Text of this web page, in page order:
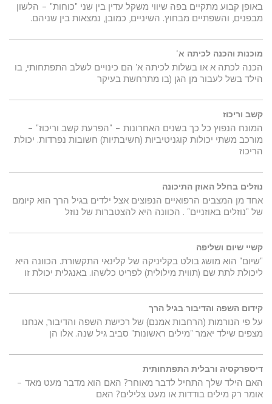
באופן קבוע מתקיים בפה שיווי משקל עדין בין שני "כוחות" – הלשון
מבפנים, והשפתיים מבחוץ. השיניים, כמובן, נמצאות בין שניהם.
מוכנות והכנה לכיתה א'
הכנה לכתה א או בשלות לכיתה א' הם כינויים לשלב התפתחותי, בו
הילד בשל לעבור מן הגן (בו מתרחשת בעיקר
קשב וריכוז
המונח הנפוץ כל כך בשנים האחרונות – "הפרעת קשב וריכוז" –
מורכב משתי יכולות קוגניטיביות (חשיבתיות) חשובות נפרדות. יכולת
הריכוז
נוזלים בחלל האוזן התיכונה
אחד מן המצבים הרפואיים הנפוצים אצל ילדים בגיל הרך הוא קיומם
של "נוזלים באוזניים" . הכוונה היא להצטברות של נוזל
קשיי שיום ושליפה
"שיום" הוא מושג בולט בקליניקה של קלינאי התקשורת. הכוונה היא
ליכולת לתת שם (תווית מילולית) לפריט כלשהו. באנגלית יכולת זו
קידום השפה והדיבור בגיל הרך
על פי הנורמות (הרחבות אמנם) של רכישת השפה והדיבור, אנחנו
מצפים שילד יאמר "מילים ראשונות" סביב גיל שנה. אלו הן
דיספרקסיה ורבלית התפתחותית
האם הילד שלך התחיל לדבר מאוחר? האם הוא מדבר מעט מאד –
אומר רק מילים בודדות או מעט צלילים? האם